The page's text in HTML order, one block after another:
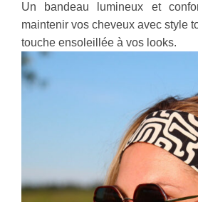
Un bandeau lumineux et
maintenir vos cheveux avec style
touche ensoleillée à vos looks.